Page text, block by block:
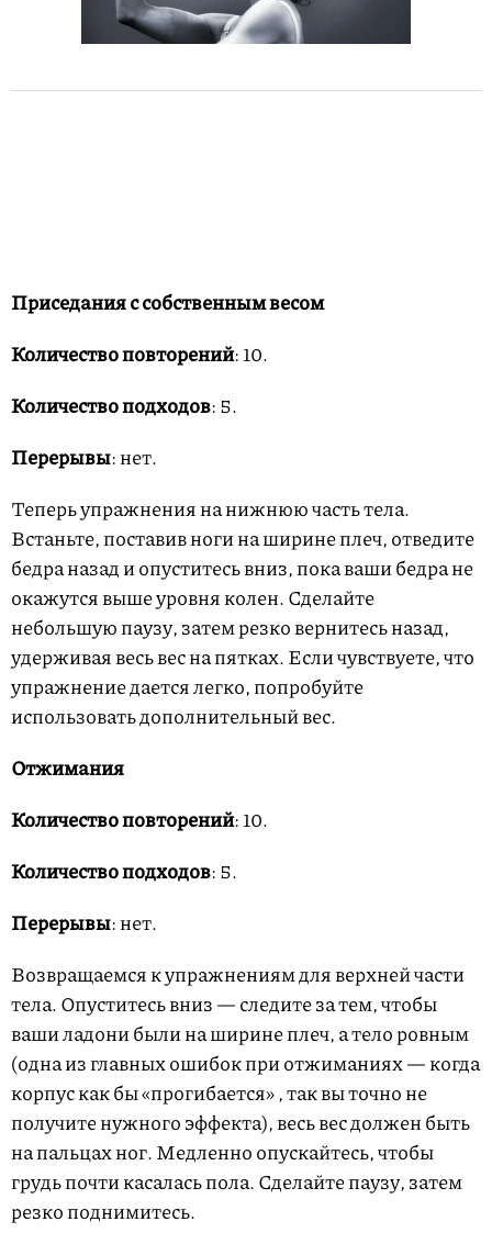
Приседания с собственным весом
Количество повторений: 10.
Количество подходов: 5.
Перерывы: нет.
Теперь упражнения на нижнюю часть тела.
Встаньте, поставив ноги на ширине плеч, отведите
бедра назад и опуститесь вниз, пока ваши бедра не
окажутся выше уровня колен. Сделайте
небольшую паузу, затем резко вернитесь назад,
удерживая весь вес на пятках. Если чувствуете, что
упражнение дается легко, попробуйте
использовать дополнительный вес.
Отжимания
Количество повторений: 10.
Количество подходов: 5.
Перерывы: нет.
Возвращаемся к упражнениям для верхней части
тела. Опуститесь вниз — следите за тем, чтобы
ваши ладони были на ширине плеч, а тело ровным
(одна из главных ошибок при отжиманиях — когда
корпус как бы «прогибается» , так вы точно не
получите нужного эффекта), весь вес должен быть
на пальцах ног. Медленно опускайтесь, чтобы
грудь почти касалась пола. Сделайте паузу, затем
резко поднимитесь.